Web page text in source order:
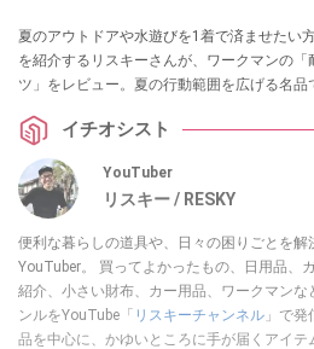
夏のアウトドアや水遊びを1着で済ませたい
を紹介するリスキーさんが、ワークマンの
ツ」をレビュー。夏の行動範囲を広げる名品
イチオシスト
YouTuber
リスキー / RESKY
便利な暮らしの道具や、日々の困りごとを解
YouTuber。 買ってよかったもの、日用品、
紹介、小さい財布、カー用品、ワークマンな
ンルをYouTube「 リスキーチャンネル 」で
品を中心に、かゆいところに手が届くアイ